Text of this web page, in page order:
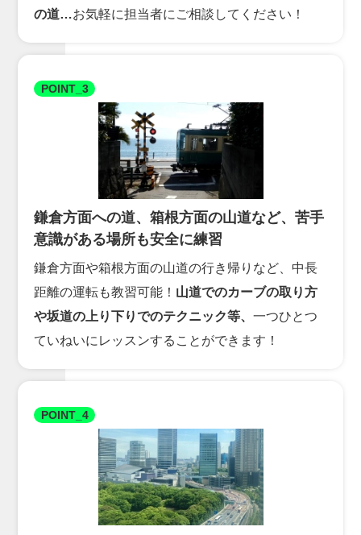
の道…お気軽に担当者にご相談してください！
POINT_3
鎌倉方面への道、箱根方面の山道など、苦手
意識がある場所も安全に練習
鎌倉方面や箱根方面の山道の行き帰りなど、中長
距離の運転も教習可能！ 山道でのカーブの取り方
や坂道の上り下りでのテクニック等、一つひとつ
ていねいにレッスンすることができます！
POINT_4